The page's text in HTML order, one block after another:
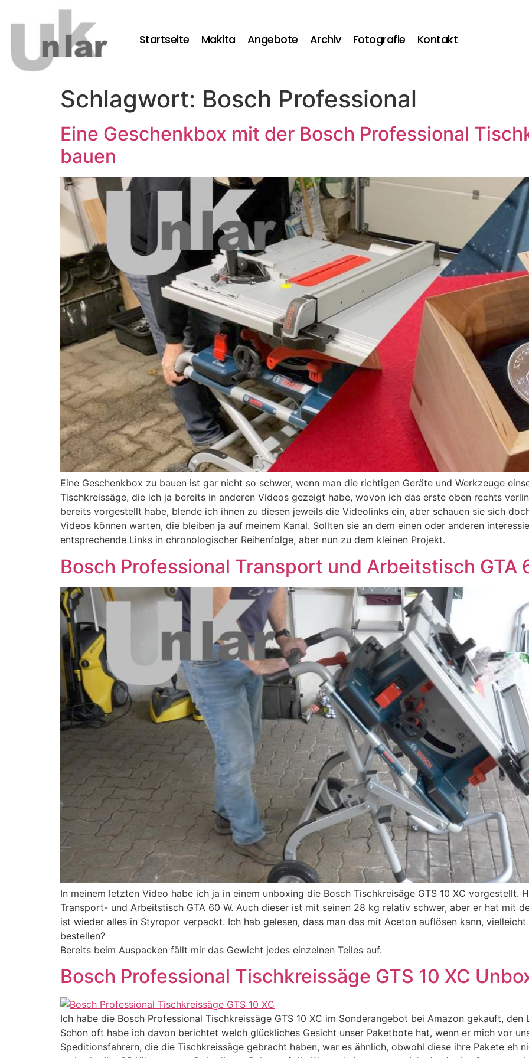
Startseite Makita Angebote Archiv Fotografie Kontakt
Schlagwort: Bosch Professional
Eine Geschenkbox mit der Bosch Professional
bauen
Eine Geschenkbox zu bauen ist gar nicht so schwer, wenn man die richtigen Geräte und Werkzeuge
Tischkreissäge, die ich ja bereits in anderen Videos gezeigt habe, wovon ich das erste oben rechts
bereits vorgestellt habe, blende ich ihnen zu diesen jeweils die Videolinks ein, aber schauen sie sich
Videos können warten, die bleiben ja auf meinem Kanal. Sollten sie an dem einen oder anderen
entsprechende Links in chronologischer Reihenfolge, aber nun zu dem kleinen Projekt.
Bosch Professional Transport und Arbeitstisch GTA
In meinem letzten Video habe ich ja in einem unboxing die Bosch Tischkreisäge GTS 10 XC vorgestellt.
Transport- und Arbeitstisch GTA 60 W. Auch dieser ist mit seinen 28 kg relativ schwer, aber er hat mit
ist wieder alles in Styropor verpackt. Ich hab gelesen, dass man das mit Aceton auflösen kann,
bestellen?
Bereits beim Auspacken fällt mir das Gewicht jedes einzelnen Teiles auf.
Bosch Professional Tischkreissäge GTS 10 XC
Ich habe die Bosch Professional Tischkreissäge GTS 10 XC im Sonderangebot bei Amazon gekauft,
Schon oft habe ich davon berichtet welch glückliches Gesicht unser Paketbote hat, wenn er mich vor
Speditionsfahrern, die die Tischkreissäge gebracht haben, war es ähnlich, obwohl diese ihre Pakete eh